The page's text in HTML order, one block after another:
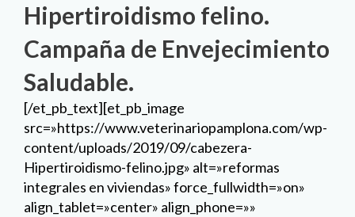
Hipertiroidismo felino.
Campaña de Envejecimiento
Saludable.
[/et_pb_text][et_pb_image
src=»https://www.veterinariopamplona.com/wp-
content/uploads/2019/09/cabezera-
Hipertiroidismo-felino.jpg» alt=»reformas
integrales en viviendas» force_fullwidth=»on»
align_tablet=»center» align_phone=»»